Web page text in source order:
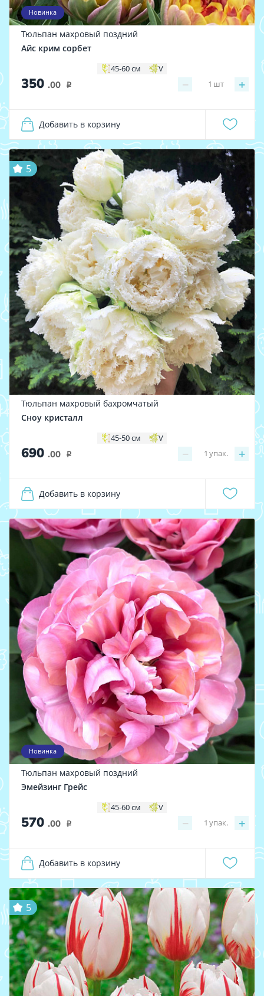
Новинка
Тюльпан махровый поздний
Айс крим сорбет
45-60 см V
350 .00 i − +
1 шт
Добавить в корзину
5
Тюльпан махровый бахромчатый
Сноу кристалл
45-50 см V
690 .00 i − +
1 упак.
Добавить в корзину
Новинка
Тюльпан махровый поздний
Эмейзинг Грейс
45-60 см V
570 .00 i − +
1 упак.
Добавить в корзину
5